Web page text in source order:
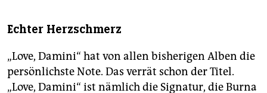
Echter Herzschmerz
„Love, Damini“ hat von allen bisherigen Alben die
persönlichste Note. Das verrät schon der Titel.
„Love, Damini“ ist nämlich die Signatur, die Burna